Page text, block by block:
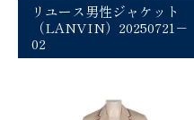
リユース男性ジャケット
（LANVIN）20250721－
02